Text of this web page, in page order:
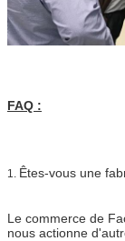
FAQ :
1. Êtes-vous une
Le commerce de
nous actionne